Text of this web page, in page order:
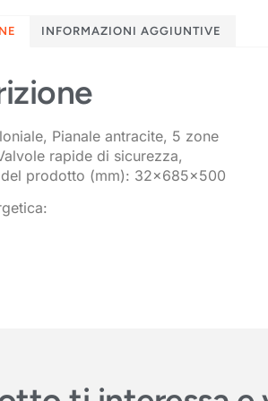
INFORMAZIONI AGGIUNTIVE
Pianale antracite, 5 zone
rapide di sicurezza,
del prodotto (mm): 32x685x500